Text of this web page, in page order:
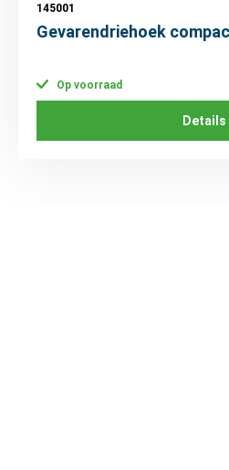
145001
Gevarendriehoek
Op voorraad
Details